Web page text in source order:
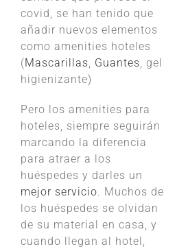
covid, se han tenido que
añadir nuevos elementos
como amenities hoteles
(Mascarillas, Guantes, gel
higienizante)
Pero los amenities para
hoteles, siempre seguirán
marcando la diferencia
para atraer a los
huéspedes y darles un
mejor servicio. Muchos de
los huéspedes se olvidan
de su material en casa, y
cuando llegan al hotel,